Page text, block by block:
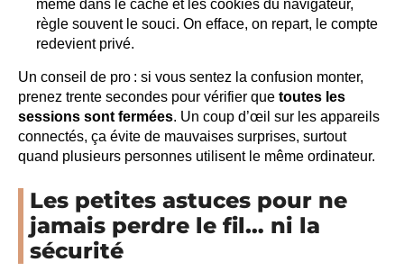
même dans le cache et les cookies du navigateur,
règle souvent le souci. On efface, on repart, le compte
redevient privé.
Un conseil de pro : si vous sentez la confusion monter,
prenez trente secondes pour vérifier que toutes les
sessions sont fermées. Un coup d’œil sur les appareils
connectés, ça évite de mauvaises surprises, surtout
quand plusieurs personnes utilisent le même ordinateur.
Les petites astuces pour ne
jamais perdre le fil… ni la
sécurité